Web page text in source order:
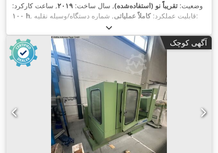
وضعیت: تقریباً نو (استفاده‌شده), سال ساخت: ۲۰۱۹, ساعت کارکرد:
۱۰۰ h
, قابلیت عملکرد:کاملاً عملیاتی
, شماره دستگاه/وسیله نقلیه:
, طول پیشروی محور X:
Y:
۳۵۰ میلی‌متر, طول پیشروی محور Z: ۴۰۰ میلی‌متر, حداکثر
سرعت اسپیندل:
۵٬۰۰۰ دور/دقیقه , مسافت حرکت محور عمودی:۸۰
میلی‌متر
۵ متر/دقیقه, حرکت سریع محور Z: , ارتفاع کل:۱٬۹۹۰
, عرض کل: ۲٬۰۳۰ میلی‌متر , طول کل:۱٬۹۸۰ میلی‌متر
عرض میز:۲۷۰ میلی‌متر , طول میز: ۴۰۰ میلی‌متر
سه فاز, حداکثر سرعت چرخش:۵٬۰۰۰ دور/دقیقه
چرخش (دقیقه): ۱۰ دور/دقیقه , ظرفیت بار میز:۴۵۰ کیلوگرم
, وزن
کل:
۲٬۲۷۰ کیلوگرم , ولتاژ ورودی: ۴۰۰ V , حداکثر وزن قطعه کار:
۴۵۰ کیلوگرم
, جریان ورودی: ۱۶ A , فرکانس ورودی:۵۰ هرتز
سرعت چرخش به طور نامحدود قابل تنظیم, مستندات /
راهنما, نشان CE,
آگهی کوچک